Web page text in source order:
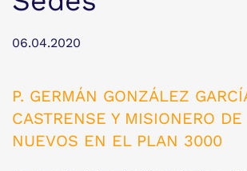
06.04.2020
P. GERMÁN GONZÁLEZ
CASTRENSE Y MISIONERO
NUEVOS EN EL PLAN 3000